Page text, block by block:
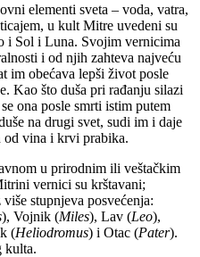
elementi sveta – voda, vatra,
u kult Mitre uvedeni su
i Sol i Luna. Svojim vernicima
i od njih zahteva najveću
im obećava lepši život posle
Kao što duša pri rađanju silazi
ona posle smrti istim putem
na drugi svet, sudi im i daje
od vina i krvi prabika.
u prirodnim ili veštačkim
vernici su krštavani;
stupnjeva posvećenja:
), Vojnik (Miles), Lav (Leo),
(Heliodromus) i Otac (Pater).
kulta.